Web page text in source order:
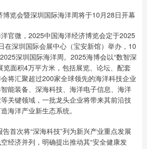
览会暨深圳国际海洋周将于10月28日开幕
微，2025中国海洋经济博览会定于2025
在深圳国际会展中心（宝安新馆）举办，10
深圳国际海洋周。2025海博会以“数智深
览面积4万平方米，包括展览、论坛、配套
将汇聚超过200家全球领先的海洋科技企业
能装备、深海科技、海洋电子信息、海洋
关键领域，一批龙头企业将带来其前沿技
海洋产业新生态系统。
次将“深海科技”列为新兴产业重点发展
经济并列，明确提出推动其“安全健康发